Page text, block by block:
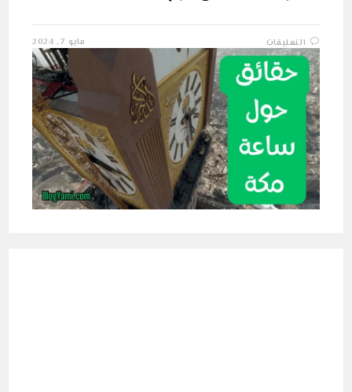
التعليقاتحقائق
حول
أجمل
وأكبر
ساعة
بالعالم
مغلقة
مايو 7, 2024